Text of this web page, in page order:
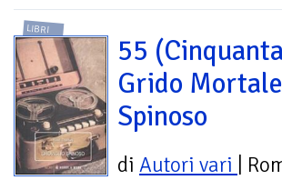
LIBRI
55
Grido
Spinoso
di Autori vari
|